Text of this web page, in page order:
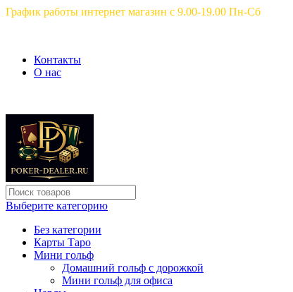
График работы интернет магазин с 9.00-19.00 Пн-Сб
Контакты
О нас
Выберите категорию
Без категории
Карты Таро
Мини гольф
Домашний гольф с дорожкой
Мини гольф для офиса